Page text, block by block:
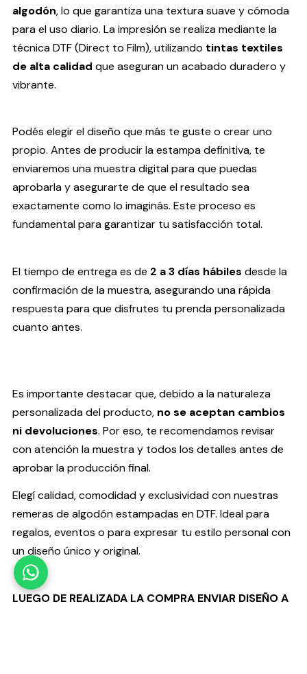
algodón, lo que garantiza una textura suave y cómoda
para el uso diario. La impresión se realiza mediante la
técnica DTF (Direct to Film), utilizando tintas textiles
de alta calidad que aseguran un acabado duradero y
vibrante.
Podés elegir el diseño que más te guste o crear uno
propio. Antes de producir la estampa definitiva, te
enviaremos una muestra digital para que puedas
aprobarla y asegurarte de que el resultado sea
exactamente como lo imaginás. Este proceso es
fundamental para garantizar tu satisfacción total.
El tiempo de entrega es de 2 a 3 días hábiles desde la
confirmación de la muestra, asegurando una rápida
respuesta para que disfrutes tu prenda personalizada
cuanto antes.
Es importante destacar que, debido a la naturaleza
personalizada del producto, no se aceptan cambios
ni devoluciones. Por eso, te recomendamos revisar
con atención la muestra y todos los detalles antes de
aprobar la producción final.
Elegí calidad, comodidad y exclusividad con nuestras
remeras de algodón estampadas en DTF. Ideal para
regalos, eventos o para expresar tu estilo personal con
un diseño único y original.
LUEGO DE REALIZADA LA COMPRA ENVIAR DISEÑO A